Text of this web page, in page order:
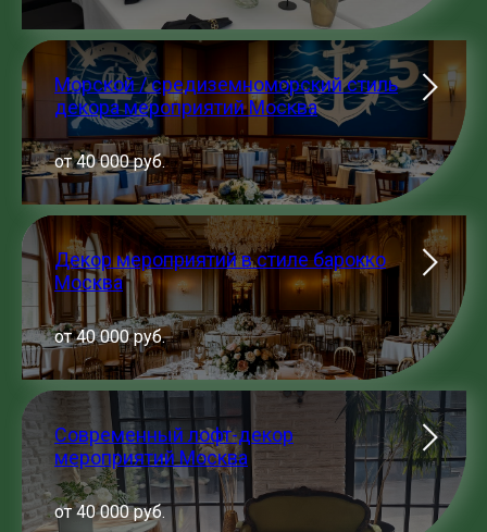
Морской / средиземноморский стиль
декора мероприятий Москва
от 40 000 руб.
Декор мероприятий в стиле барокко
Москва
от 40 000 руб.
Современный лофт-декор
мероприятий Москва
от 40 000 руб.